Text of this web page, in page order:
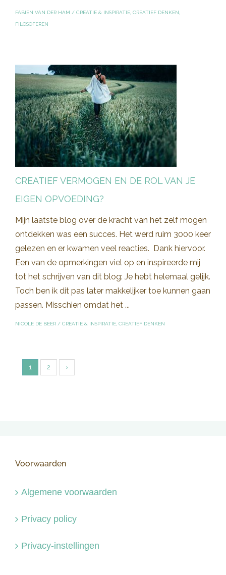
FABIEN VAN DER HAM / CREATIE & INSPIRATIE CREATIEF DENKEN
FILOSOFEREN
CREATIEF VERMOGEN EN DE ROL VAN JE
EIGEN OPVOEDING?
Mijn laatste blog over de kracht van het zelf mogen
ontdekken was een succes. Het werd ruim 3000 keer
gelezen en er kwamen veel reacties. Dank hiervoor.
Een van de opmerkingen viel op en inspireerde mij
tot het schrijven van dit blog: Je hebt helemaal gelijk.
Toch ben ik dit pas later makkelijker toe kunnen gaan
passen. Misschien omdat het ...
NICOLE DE BEER / CREATIE & INSPIRATIE CREATIEF DENKEN
1 2 ›
Voorwaarden
Algemene voorwaarden
Privacy policy
Privacy-instellingen